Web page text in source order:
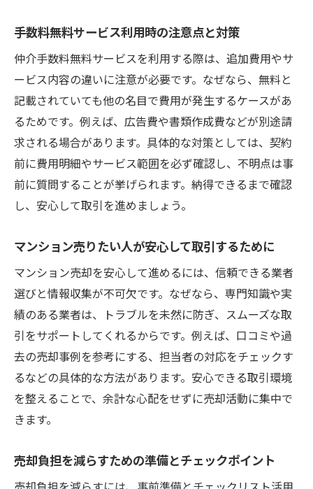
手数料無料サービス利用時の注意点と対策
仲介手数料無料サービスを利用する際は、追加費用やサ
ービス内容の違いに注意が必要です。なぜなら、無料と
記載されていても他の名目で費用が発生するケースがあ
るためです。例えば、広告費や書類作成費などが別途請
求される場合があります。具体的な対策としては、契約
前に費用明細やサービス範囲を必ず確認し、不明点は事
前に質問することが挙げられます。納得できるまで確認
し、安心して取引を進めましょう。
マンション売りたい人が安心して取引するために
マンション売却を安心して進めるには、信頼できる業者
選びと情報収集が不可欠です。なぜなら、専門知識や実
績のある業者は、トラブルを未然に防ぎ、スムーズな取
引をサポートしてくれるからです。例えば、口コミや過
去の売却事例を参考にする、担当者の対応をチェックす
るなどの具体的な方法があります。安心できる取引環境
を整えることで、余計な心配をせずに売却活動に集中で
きます。
売却負担を減らすための準備とチェックポイント